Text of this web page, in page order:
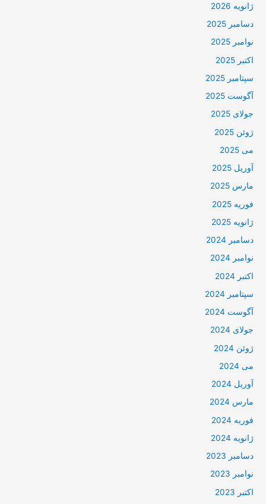
ژانویه 2026
دسامبر 2025
نوامبر 2025
اکتبر 2025
سپتامبر 2025
آگوست 2025
جولای 2025
ژوئن 2025
می 2025
آوریل 2025
مارس 2025
فوریه 2025
ژانویه 2025
دسامبر 2024
نوامبر 2024
اکتبر 2024
سپتامبر 2024
آگوست 2024
جولای 2024
ژوئن 2024
می 2024
آوریل 2024
مارس 2024
فوریه 2024
ژانویه 2024
دسامبر 2023
نوامبر 2023
اکتبر 2023